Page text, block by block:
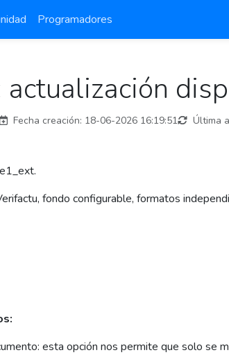
Programadores
Fecha creación: 18-06-2026 16:19:51 Última
fondo configurable, formatos
esta opción nos permite que solo se